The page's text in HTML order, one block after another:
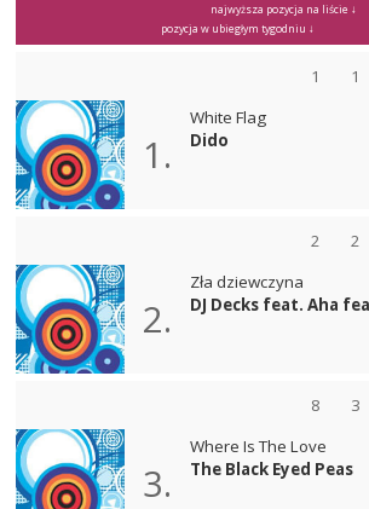
najwyższa pozycja na liście ↓
pozycja w ubiegłym tygodniu ↓
1 1
1.
White Flag
Dido
2 2
2.
Zła dziewczyna
DJ Decks feat. Aha
8 3
3.
Where Is The Love
The Black Eyed Peas